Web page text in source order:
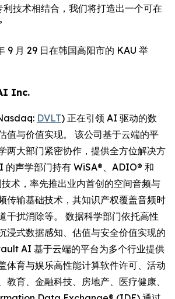
技术相结合，我们将打造出一个可在
9 月 29 日在韩国高阳市的 KAU 举
Inc.
DVLT) 正在引领 AI 驱动的数
值与价值实现。 该公司基于云端的平
两大部门紧密协作，提供全方位解决方
声学部门持有 WiSA®、ADIO® 和
术，率先推出业内首创的空间音频与
传输基础技术，其知识产权覆盖音频时
干扰消除等。 数据科学部门依托高性
浸式数据感知、估值与安全价值实现的
AI 基于云端的平台为多个行业提供
体育与娱乐高性能计算软件许可、活动
教育、金融科技、房地产、医疗健康、